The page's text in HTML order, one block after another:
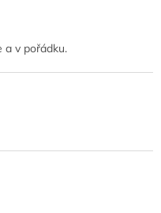
5 hvězdiček.
a v pořádku.
5 hvězdiček.
5 hvězdiček.